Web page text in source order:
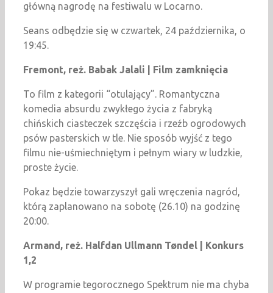
główną nagrodę na festiwalu w Locarno.
Seans odbędzie się w czwartek, 24 października, o
19:45.
Fremont, reż. Babak Jalali | Film zamknięcia
To film z kategorii “otulający”. Romantyczna
komedia absurdu zwykłego życia z fabryką
chińskich ciasteczek szczęścia i rzeźb ogrodowych
psów pasterskich w tle. Nie sposób wyjść z tego
filmu nie-uśmiechniętym i pełnym wiary w ludzkie,
proste życie.
Pokaz będzie towarzyszył gali wręczenia nagród,
którą zaplanowano na sobotę (26.10) na godzinę
20:00.
Armand, reż. Halfdan Ullmann Tøndel | Konkurs
1,2
W programie tegorocznego Spektrum nie ma chyba